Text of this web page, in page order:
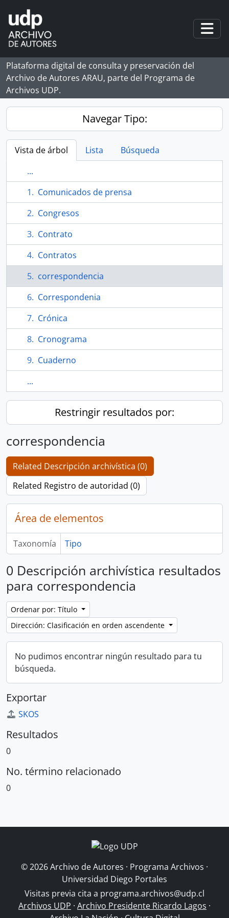
Skip to main content
Plataforma digital de consulta y preservación del
Archivo de Autores ARAU, parte del Programa de
Archivos UDP.
Navegar Tipo:
Vista de árbol Lista
Búsqueda
...
Comunicados de prensa
Congresos
Contrato
Contratos
correspondencia
Correspondenia
Crónica
Cronograma
Cuaderno
...
Restringir resultados por:
correspondencia
Related Descripción archivística (0)
Related Registro de autoridad (0)
Área de elementos
Taxonomía Tipo
0 Descripción archivística resultados
para correspondencia
Ordenar por: Título
Dirección: Clasificación en orden ascendente
No pudimos encontrar ningún resultado para tu
búsqueda.
Exportar
SKOS
Resultados
0
No. término relacionado
0
© 2026 Archivo de Autores · Programa Archivos ·
Universidad Diego Portales
Visitas previa cita a programa.archivos@udp.cl
Archivos UDP · Archivo Presidente Ricardo Lagos ·